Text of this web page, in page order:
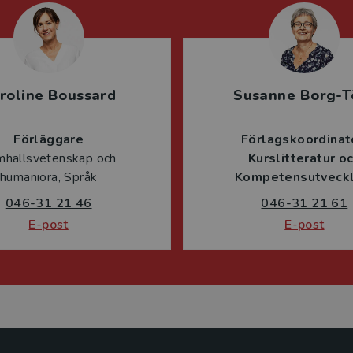
Boussard
Förläggare
och
humaniora, Språk
046-31 21 46
E-post
Susanne Borg-
Kurslitteratur
046-31 21 61
E-post